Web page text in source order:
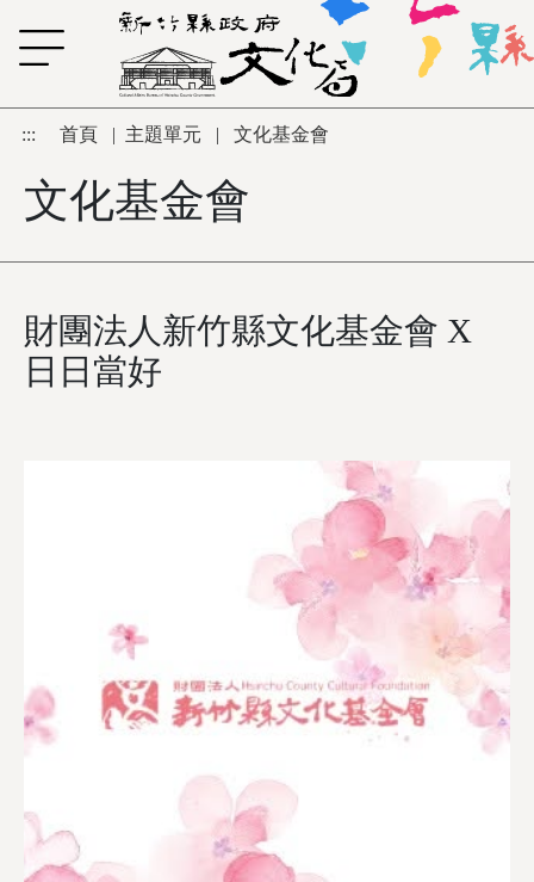
跳到主要內容區塊
::: 首頁 | 主題單元 | 文化基金會
文化基金會
財團法人新竹縣文化基金會 X
日日當好